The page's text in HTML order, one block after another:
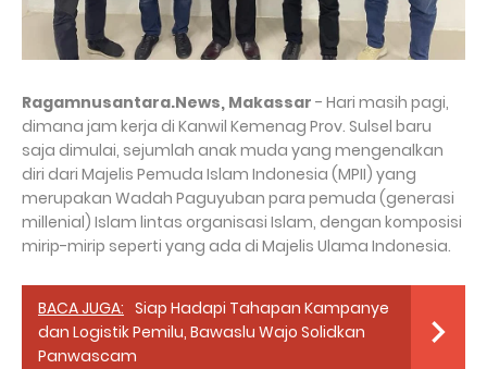
Ragamnusantara.News, Makassar - Hari masih pagi,
dimana jam kerja di Kanwil Kemenag Prov. Sulsel baru
saja dimulai, sejumlah anak muda yang mengenalkan
diri dari Majelis Pemuda Islam Indonesia (MPII) yang
merupakan Wadah Paguyuban para pemuda (generasi
millenial) Islam lintas organisasi Islam, dengan komposisi
mirip-mirip seperti yang ada di Majelis Ulama Indonesia.
BACA JUGA: Siap Hadapi Tahapan Kampanye
dan Logistik Pemilu, Bawaslu Wajo Solidkan
Panwascam